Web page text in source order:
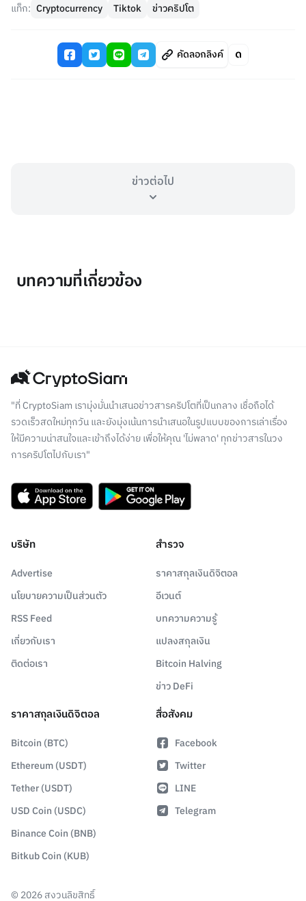
แท็ก: Cryptocurrency Tiktok ข่าวคริปโต
คัดลอกลิงค์
ข่าวต่อไป
บทความที่เกี่ยวข้อง
"ที่ CryptoSiam เรามุ่งมั่นนำเสนอข่าวสารคริปโตที่เป็นกลาง เชื่อถือได้
รวดเร็วสดใหม่ทุกวัน และยังมุ่งเน้นการนำเสนอในรูปแบบของการเล่าเรื่อง
ให้มีความน่าสนใจและเข้าถึงได้ง่าย เพื่อให้คุณ 'ไม่พลาด' ทุกข่าวสารในวง
การคริปโตไปกับเรา"
บริษัท
Advertise
นโยบายความเป็นส่วนตัว
RSS Feed
เกี่ยวกับเรา
ติดต่อเรา
สำรวจ
ราคาสกุลเงินดิจิตอล
อีเวนต์
บทความความรู้
แปลงสกุลเงิน
Bitcoin Halving
ข่าว DeFi
ราคาสกุลเงินดิจิตอล
Bitcoin (BTC)
Ethereum (USDT)
Tether (USDT)
USD Coin (USDC)
Binance Coin (BNB)
Bitkub Coin (KUB)
สื่อสังคม
Facebook
Twitter
LINE
Telegram
© 2026สงวนลิขสิทธิ์